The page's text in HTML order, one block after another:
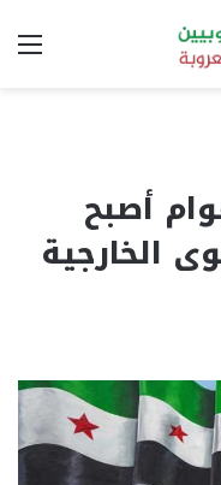
أصبح
الخارجية